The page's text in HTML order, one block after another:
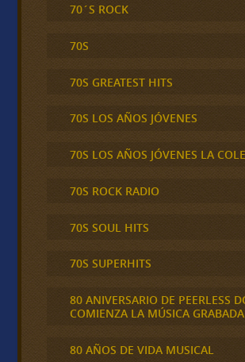
70´S ROCK
70S
70S GREATEST HITS
70S LOS AÑOS JÓVENES
70S LOS AÑOS JÓVENES LA
70S ROCK RADIO
70S SOUL HITS
70S SUPERHITS
80 ANIVERSARIO DE PEERLESS
COMIENZA LA MÚSICA
80 AÑOS DE VIDA MUSICAL